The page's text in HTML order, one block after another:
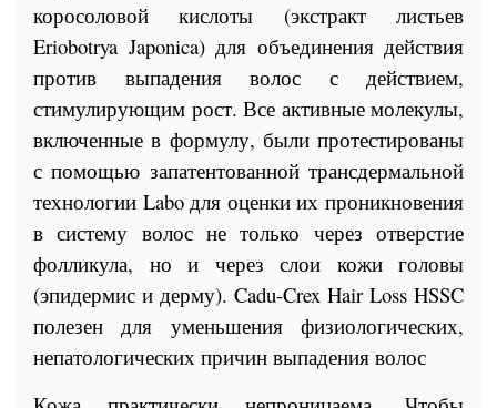
коросоловой кислоты (экстракт листьев
Eriobotrya Japonica) для объединения действия
против выпадения волос с действием,
стимулирующим рост. Все активные молекулы,
включенные в формулу, были протестированы
с помощью запатентованной трансдермальной
технологии Labo для оценки их проникновения
в систему волос не только через отверстие
фолликула, но и через слои кожи головы
(эпидермис и дерму). Cadu-Crex Hair Loss HSSC
полезен для уменьшения физиологических,
непатологических причин выпадения волос